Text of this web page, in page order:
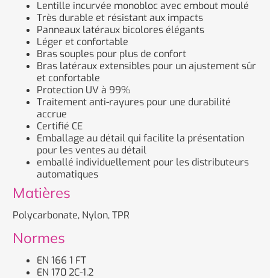
Lentille incurvée monobloc avec embout moulé
Très durable et résistant aux impacts
Panneaux latéraux bicolores élégants
Léger et confortable
Bras souples pour plus de confort
Bras latéraux extensibles pour un ajustement sûr
et confortable
Protection UV à 99%
Traitement anti-rayures pour une durabilité
accrue
Certifié CE
Emballage au détail qui facilite la présentation
pour les ventes au détail
emballé individuellement pour les distributeurs
automatiques
Matières
Polycarbonate, Nylon, TPR
Normes
EN 166 1 FT
EN 170 2C-1.2